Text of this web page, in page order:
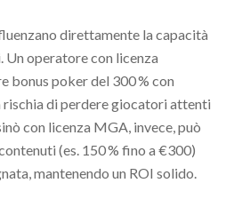
direttamente la capacità
operatore con licenza
bonus poker del 300 % con
di perdere giocatori attenti
con licenza MGA, invece, può
(es. 150 % fino a €300)
mantenendo un ROI solido.